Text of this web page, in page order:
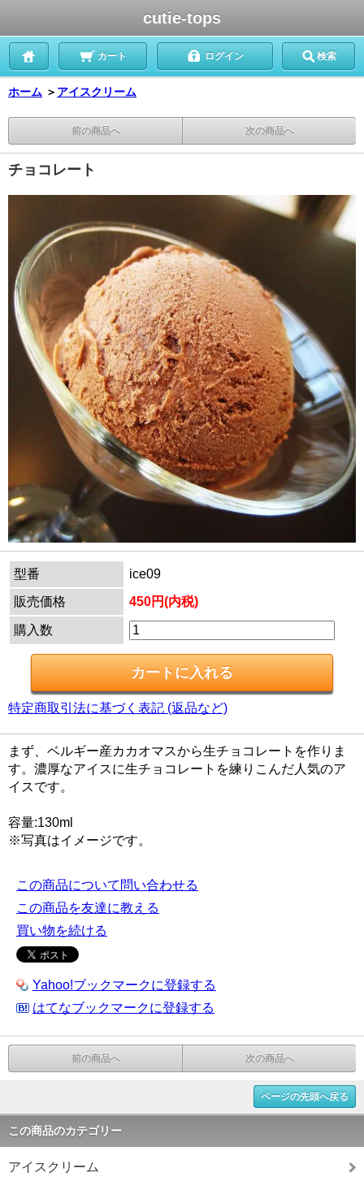
cutie-tops
カート ログイン 検索
ホーム ＞ アイスクリーム
前の商品へ 次の商品へ
チョコレート
型番
ice09
販売価格
450円(内税)
購入数
特定商取引法に基づく表記 (返品など)
まず、ベルギー産カカオマスから生チョコレートを作りま
す。濃厚なアイスに生チョコレートを練りこんだ人気のア
イスです。
容量:130ml
※写真はイメージです。
この商品について問い合わせる
この商品を友達に教える
買い物を続ける
Yahoo!ブックマークに登録する
はてなブックマークに登録する
前の商品へ 次の商品へ
ページの先頭へ戻る
この商品のカテゴリー
アイスクリーム